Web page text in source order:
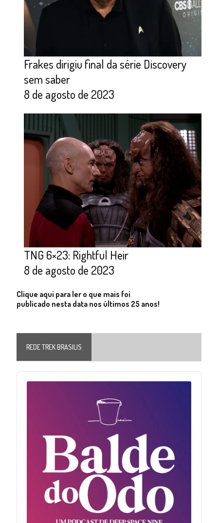
Frakes dirigiu final da série Discovery
sem saber
8 de agosto de 2023
TNG 6×23: Rightful Heir
8 de agosto de 2023
Clique aqui para ler o que mais foi
publicado nesta data nos últimos 25 anos!
REDE TREK BRASILIS
Audio
Player